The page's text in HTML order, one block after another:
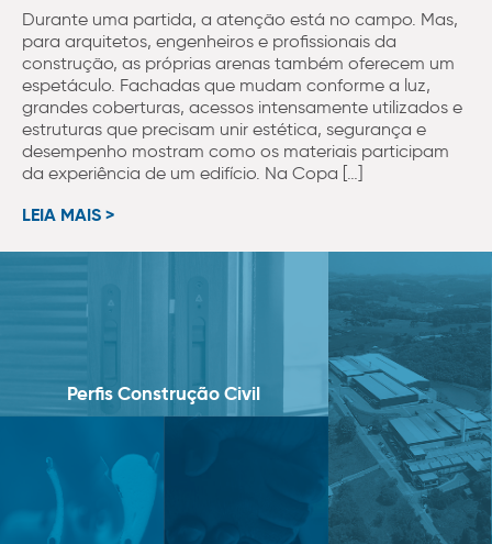
Durante uma partida, a atenção está no campo. Mas,
para arquitetos, engenheiros e profissionais da
construção, as próprias arenas também oferecem um
espetáculo. Fachadas que mudam conforme a luz,
grandes coberturas, acessos intensamente utilizados e
estruturas que precisam unir estética, segurança e
desempenho mostram como os materiais participam
da experiência de um edifício. Na Copa […]
LEIA MAIS >
Perfis Construção Civil